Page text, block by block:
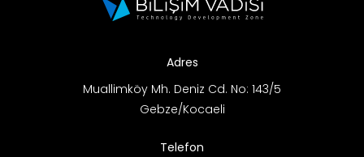
Adres
Muallimköy Mh. Deniz Cd. No: 143/5
Gebze/Kocaeli
Telefon